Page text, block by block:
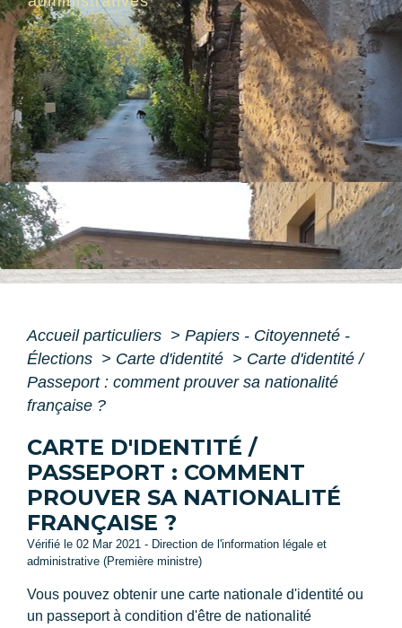
Accueil particuliers > Papiers - Citoyenneté -
Élections > Carte d'identité > Carte d'identité /
Passeport : comment prouver sa nationalité
française ?
CARTE D'IDENTITÉ /
PASSEPORT : COMMENT
PROUVER SA NATIONALITÉ
FRANÇAISE ?
Vérifié le 02 Mar 2021 - Direction de l'information légale et
administrative (Première ministre)
Vous pouvez obtenir une carte nationale d'identité ou
un passeport à condition d'être de nationalité